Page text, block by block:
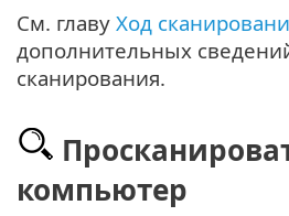
См. главу Ход
дополнительных
сканирования.
компьютер